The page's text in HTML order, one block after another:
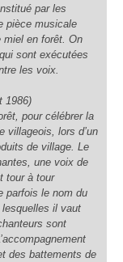
par les
pièce musicale
miel en forêt. On
sont exécutées
les voix.
1986)
pour célébrer la
villageois, lors d’un
de village. Le
une voix de
tour à tour
parfois le nom du
lesquelles il vaut
sont
des battements de